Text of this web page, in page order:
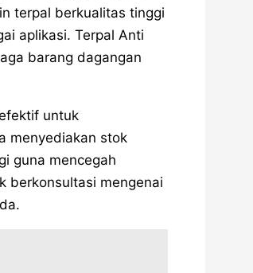
terpal berkualitas tinggi
aplikasi. Terpal Anti
barang dagangan
untuk
menyediakan stok
guna mencegah
berkonsultasi mengenai